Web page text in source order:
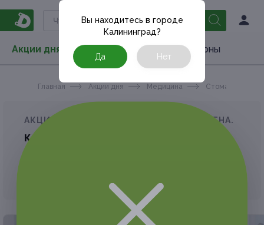
Акции дня Товары Туризм РестоКупоны
Вы находитесь в городе
Калининград?
Да Нет
Главная Акции дня Медицина Стоматология
АКЦИЯ, КОТОРУЮ ВЫ ИСКАЛИ, ЗАВЕРШЕНА.
К сожалению, выгодные акции быстро
заканчиваются.